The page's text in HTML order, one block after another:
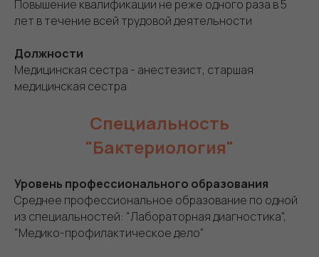
Повышение квалификации не реже одного раза в 5
лет в течение всей трудовой деятельности
Должности
Медицинская сестра - анестезист, старшая
медицинская сестра
Специальность
"Бактериология"
Уровень профессионального образования
Среднее профессиональное образование по одной
из специальностей: "Лабораторная диагностика",
"Медико-профилактическое дело"